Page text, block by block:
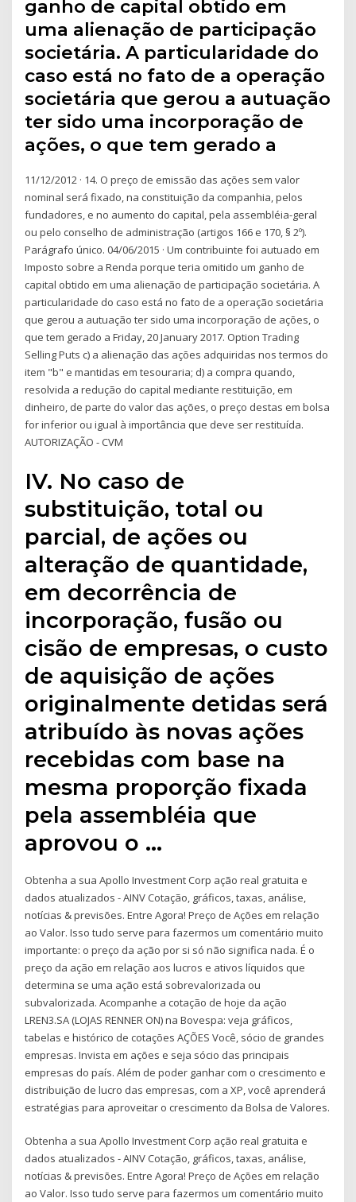
ganho de capital obtido em
uma alienação de participação
societária. A particularidade do
caso está no fato de a operação
societária que gerou a autuação
ter sido uma incorporação de
ações, o que tem gerado a
11/12/2012 · 14. O preço de emissão das ações sem valor
nominal será fixado, na constituição da companhia, pelos
fundadores, e no aumento do capital, pela assembléia-geral
ou pelo conselho de administração (artigos 166 e 170, § 2º).
Parágrafo único. 04/06/2015 · Um contribuinte foi autuado em
Imposto sobre a Renda porque teria omitido um ganho de
capital obtido em uma alienação de participação societária. A
particularidade do caso está no fato de a operação societária
que gerou a autuação ter sido uma incorporação de ações, o
que tem gerado a Friday, 20 January 2017. Option Trading
Selling Puts c) a alienação das ações adquiridas nos termos do
item "b" e mantidas em tesouraria; d) a compra quando,
resolvida a redução do capital mediante restituição, em
dinheiro, de parte do valor das ações, o preço destas em bolsa
for inferior ou igual à importância que deve ser restituída.
AUTORIZAÇÃO - CVM
IV. No caso de
substituição, total ou
parcial, de ações ou
alteração de quantidade,
em decorrência de
incorporação, fusão ou
cisão de empresas, o custo
de aquisição de ações
originalmente detidas será
atribuído às novas ações
recebidas com base na
mesma proporção fixada
pela assembléia que
aprovou o …
Obtenha a sua Apollo Investment Corp ação real gratuita e
dados atualizados - AINV Cotação, gráficos, taxas, análise,
notícias & previsões. Entre Agora! Preço de Ações em relação
ao Valor. Isso tudo serve para fazermos um comentário muito
importante: o preço da ação por si só não significa nada. É o
preço da ação em relação aos lucros e ativos líquidos que
determina se uma ação está sobrevalorizada ou
subvalorizada. Acompanhe a cotação de hoje da ação
LREN3.SA (LOJAS RENNER ON) na Bovespa: veja gráficos,
tabelas e histórico de cotações AÇÕES Você, sócio de grandes
empresas. Invista em ações e seja sócio das principais
empresas do país. Além de poder ganhar com o crescimento e
distribuição de lucro das empresas, com a XP, você aprenderá
estratégias para aproveitar o crescimento da Bolsa de Valores.
Obtenha a sua Apollo Investment Corp ação real gratuita e
dados atualizados - AINV Cotação, gráficos, taxas, análise,
notícias & previsões. Entre Agora! Preço de Ações em relação
ao Valor. Isso tudo serve para fazermos um comentário muito